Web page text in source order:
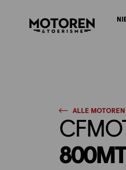
Homepage
ALLE MOTOREN